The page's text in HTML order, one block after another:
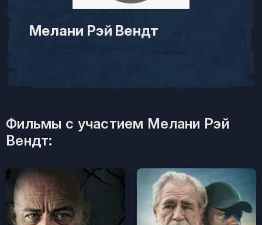
Мелани Рэй Вендт
Фильмы с участием Мелани Рэй
Вендт: